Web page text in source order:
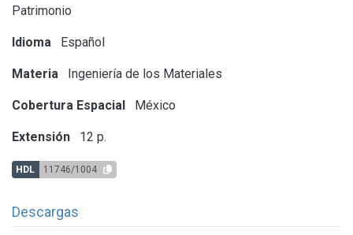
Patrimonio
Idioma Español
Materia Ingeniería de los Materiales
Cobertura Espacial México
Extensión 12 p.
HDL 11746/1004
Descargas